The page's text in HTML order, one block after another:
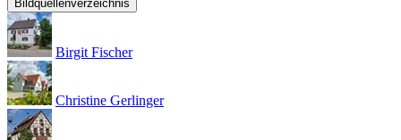
Bildquellenverzeichnis
Birgit Fischer
Christine Gerlinger